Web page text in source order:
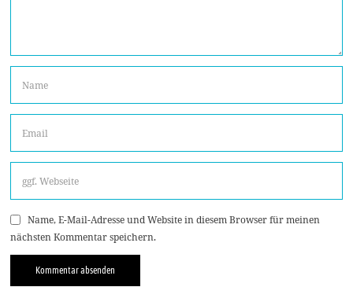
Name, E-Mail-Adresse und Website in diesem Browser für meinen
nächsten Kommentar speichern.